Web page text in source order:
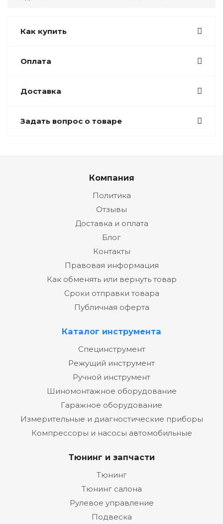
Как купить
Оплата
Доставка
Задать вопрос о товаре
Компания
Политика
Отзывы
Доставка и оплата
Блог
Контакты
Правовая информация
Как обменять или вернуть товар
Сроки отправки товара
Публичная оферта
Каталог инструмента
Специнструмент
Режущий инструмент
Ручной инструмент
Шиномонтажное оборудование
Гаражное оборудование
Измерительные и диагностические приборы
Компрессоры и насосы автомобильные
Тюнинг и запчасти
Тюнинг
Тюнинг салона
Рулевое управление
Подвеска